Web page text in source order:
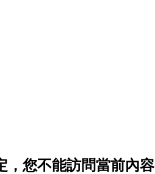
，您不能訪問當前內容